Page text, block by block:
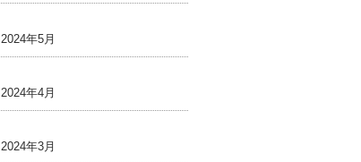
2024年5月
2024年4月
2024年3月